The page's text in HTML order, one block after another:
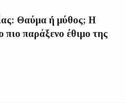
Θαύμα ή μύθος; Η
πιο παράξενο έθιμο της